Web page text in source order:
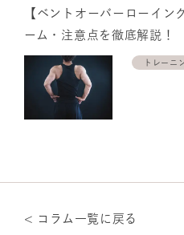
【ベントオーバーローイン
ーム・注意点を徹底解説！
トレーニ
< コラム一覧に戻る